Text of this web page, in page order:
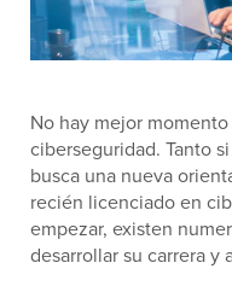
No hay mejor
ciberseguridad. Tanto
busca una nueva
recién licenciado en
empezar, existen
desarrollar su carrera y